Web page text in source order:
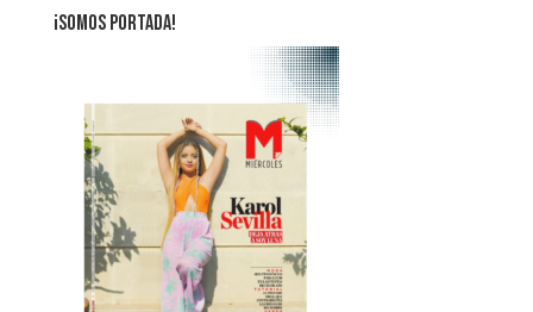
¡SOMOS PORTADA!